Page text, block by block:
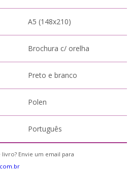
A5 (148x210)
Brochura c/ orelha
Preto e branco
Polen
Português
Envie um email para